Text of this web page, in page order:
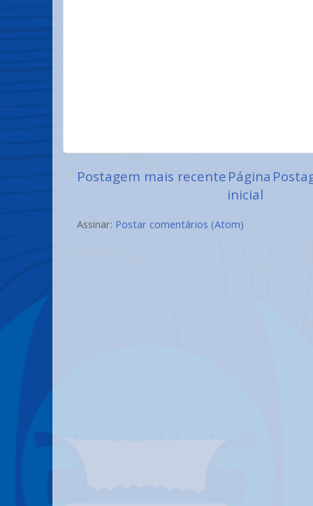
Postagem mais recentePágina
inicial
Assinar: Postar comentários (Atom)